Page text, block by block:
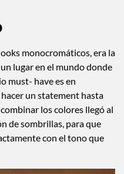
monocromáticos, era la
lugar en el mundo donde
must- have es en
un statement hasta
los colores llegó al
de sombrillas, para que
con el tono que